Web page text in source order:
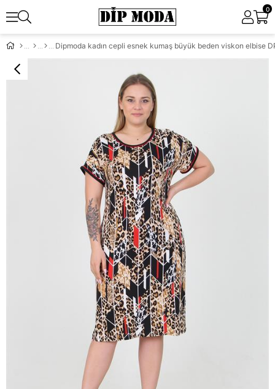
0
Dipmoda kadın cepli esnek kumaş büyük beden viskon elbise